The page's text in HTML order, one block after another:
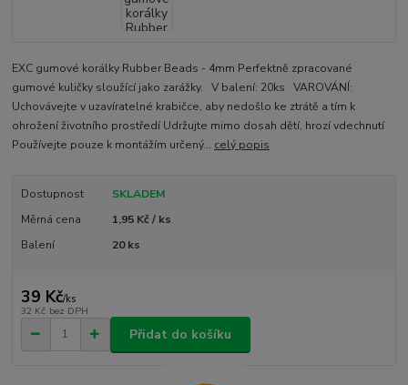
EXC gumové korálky Rubber Beads - 4mm Perfektně zpracované
gumové kuličky sloužící jako zarážky. V balení: 20ks VAROVÁNÍ:
Uchovávejte v uzavíratelné krabičce, aby nedošlo ke ztrátě a tím k
ohrožení životního prostředí Udržujte mimo dosah dětí, hrozí vdechnutí
Používejte pouze k montážím určený... celý popis
Dostupnost
SKLADEM
Měrná cena
1,95 Kč / ks
Balení
20 ks
39 Kč/ks
32 Kč bez DPH
Přidat do košíku